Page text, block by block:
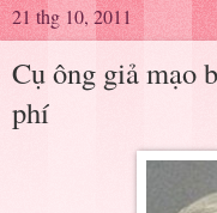
21 thg 10, 2011
Cụ ông giả mạo
phí